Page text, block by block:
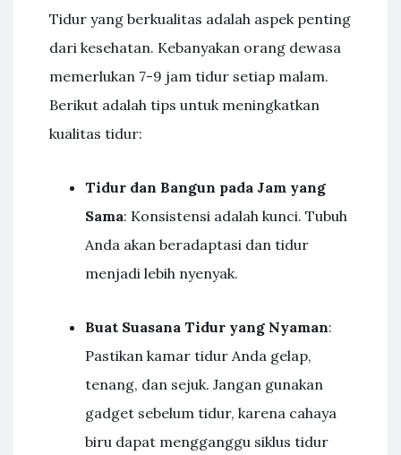
Tidur yang berkualitas adalah aspek penting
dari kesehatan. Kebanyakan orang dewasa
memerlukan 7-9 jam tidur setiap malam.
Berikut adalah tips untuk meningkatkan
kualitas tidur:
Tidur dan Bangun pada Jam yang
Sama: Konsistensi adalah kunci. Tubuh
Anda akan beradaptasi dan tidur
menjadi lebih nyenyak.
Buat Suasana Tidur yang Nyaman:
Pastikan kamar tidur Anda gelap,
tenang, dan sejuk. Jangan gunakan
gadget sebelum tidur, karena cahaya
biru dapat mengganggu siklus tidur